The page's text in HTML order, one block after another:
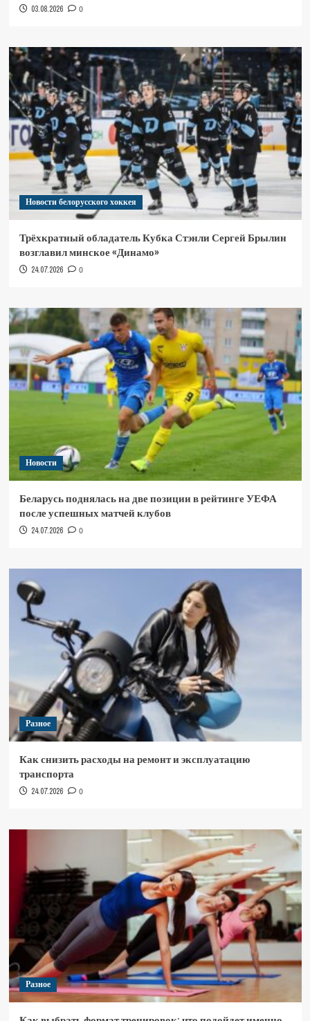
03.08.2026 0
Новости белорусского хоккея
Трёхкратный обладатель Кубка Стэнли Сергей Брылин
возглавил минское «Динамо»
24.07.2026 0
Новости
Беларусь поднялась на две позиции в рейтинге УЕФА
после успешных матчей клубов
24.07.2026 0
Разное
Как снизить расходы на ремонт и эксплуатацию
транспорта
24.07.2026 0
Разное